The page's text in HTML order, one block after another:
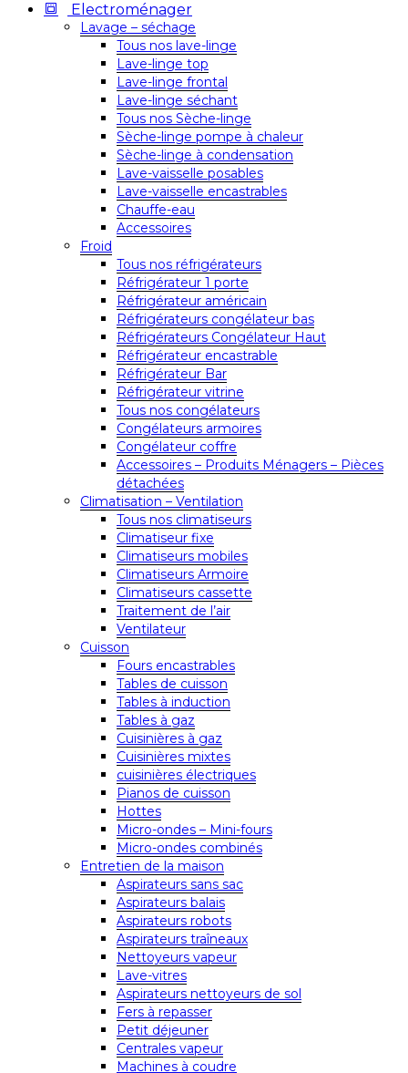
Electroménager
Lavage – séchage
Tous nos lave-linge
Lave-linge top
Lave-linge frontal
Lave-linge séchant
Tous nos Sèche-linge
Sèche-linge pompe à chaleur
Sèche-linge à condensation
Lave-vaisselle posables
Lave-vaisselle encastrables
Chauffe-eau
Accessoires
Froid
Tous nos réfrigérateurs
Réfrigérateur 1 porte
Réfrigérateur américain
Réfrigérateurs congélateur bas
Réfrigérateurs Congélateur Haut
Réfrigérateur encastrable
Réfrigérateur Bar
Réfrigérateur vitrine
Tous nos congélateurs
Congélateurs armoires
Congélateur coffre
Accessoires – Produits Ménagers – Pièces
détachées
Climatisation – Ventilation
Tous nos climatiseurs
Climatiseur fixe
Climatiseurs mobiles
Climatiseurs Armoire
Climatiseurs cassette
Traitement de l’air
Ventilateur
Cuisson
Fours encastrables
Tables de cuisson
Tables à induction
Tables à gaz
Cuisinières à gaz
Cuisinières mixtes
cuisinières électriques
Pianos de cuisson
Hottes
Micro-ondes – Mini-fours
Micro-ondes combinés
Entretien de la maison
Aspirateurs sans sac
Aspirateurs balais
Aspirateurs robots
Aspirateurs traîneaux
Nettoyeurs vapeur
Lave-vitres
Aspirateurs nettoyeurs de sol
Fers à repasser
Petit déjeuner
Centrales vapeur
Machines à coudre